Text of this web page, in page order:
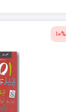
10%